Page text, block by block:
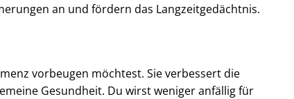
an und fördern das Langzeitgedächtnis.
vorbeugen möchtest. Sie verbessert die
Gesundheit. Du wirst weniger anfällig für